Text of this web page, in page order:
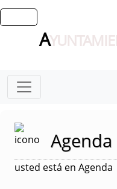
A
Agenda
usted está en Agenda